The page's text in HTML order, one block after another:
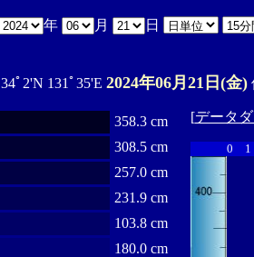
年 月 日
34ﾟ2'N 131ﾟ35'E 2024年06月21日(金)
358.3 cm
308.5 cm
257.0 cm
231.9 cm
103.8 cm
180.0 cm
[データ
0 1